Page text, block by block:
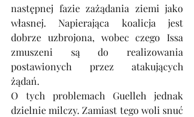
następnej fazie zażądania ziemi jako
własnej. Napierająca koalicja jest
dobrze uzbrojona, wobec czego Issa
zmuszeni są do realizowania
postawionych przez atakujących
żądań.
O tych problemach Guelleh jednak
dzielnie milczy. Zamiast tego woli snuć